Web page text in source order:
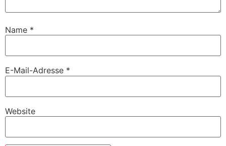
Name *
E-Mail-Adresse *
Website